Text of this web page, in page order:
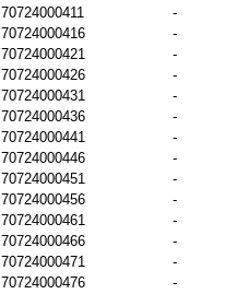
70724000411 -
70724000416 -
70724000421 -
70724000426 -
70724000431 -
70724000436 -
70724000441 -
70724000446 -
70724000451 -
70724000456 -
70724000461 -
70724000466 -
70724000471 -
70724000476 -